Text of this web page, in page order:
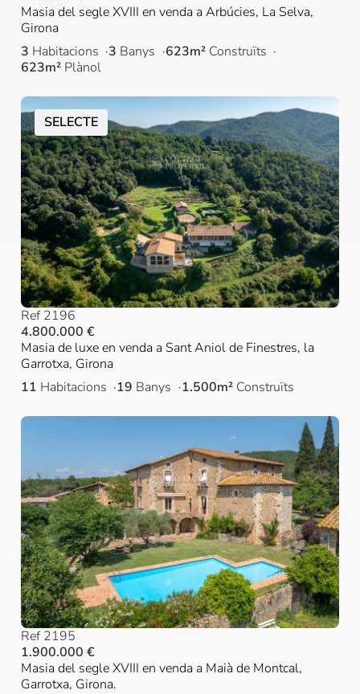
Masia del segle XVIII en venda a Arbúcies, La Selva,
Girona
3 Habitacions 3 Banys 623m² Construïts
623m² Plànol
SELECTE
Ref 2196
4.800.000 €
Masia de luxe en venda a Sant Aniol de Finestres, la
Garrotxa, Girona
11 Habitacions 19 Banys 1.500m² Construïts
Ref 2195
1.900.000 €
Masia del segle XVIII en venda a Maià de Montcal,
Garrotxa, Girona.